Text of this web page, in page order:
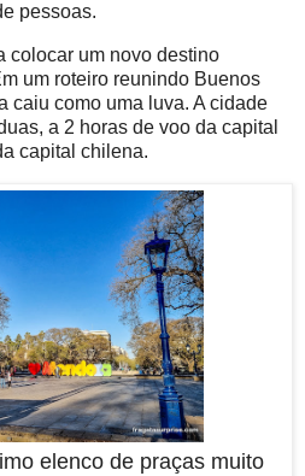
pessoas.
colocar um novo destino
um roteiro reunindo Buenos
caiu como uma luva. A cidade
a 2 horas de voo da capital
capital chilena.
elenco de praças muito